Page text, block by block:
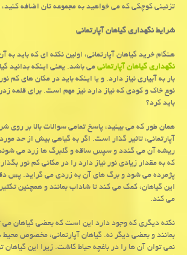
تزئینی کوچکی که می خواهید به مجموعه تان اضافه کنید،
شرایط نگهداری گیاهان آپارتمانی
هنگام خرید گیاهان آپارتمانی، اولین نکته ای که باید به
نگهداری گیاهان آپارتمانیمی باشد. یعنی اینکه بدانید
بار به آبیاری نیاز دارد. و یا اینکه باید در مکان های کم
نوع خاک و کودی که نیاز دارد نیز مهم است. برای قلمه
باید کرد؟
همان طور که می بینید، پاسخ تمامی سوالات بالا بر روی
آپارتمانی، تاثیر گذار است. اگر به گیاهی بیش از حد مورد
ریشه آن می گندد و سپس ساقه و گلبرگ ها زرد می
که به مقدار زیادی نور نیاز دارد را در مکانی کم نور
پژمرده می شود و برگ های آن به زردی می گراید. پس
این گیاهان، کمک می کند تا شاداب بمانند و همچنین تکثیر
می کند.
نکته دیگری که وجود دارد این است که بعضی گیاهان می
بمانند و بعضی دیگر نه. گیاهان آپارتمانی، مخصوص محیط
نمی توان آن ها را در باغچه حیاط کاشت. زیرا این گیاهان